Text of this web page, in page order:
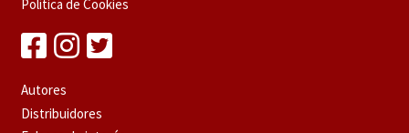
Política de Cookies
Autores
Distribuidores